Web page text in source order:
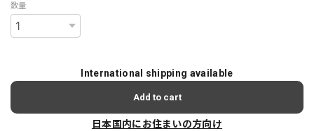
数量
International shipping available
Add to cart
日本国内にお住まいの方向け